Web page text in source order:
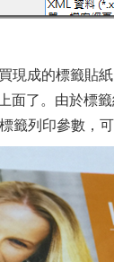
現成的標籤貼
面了。由於標
籤列印參數，